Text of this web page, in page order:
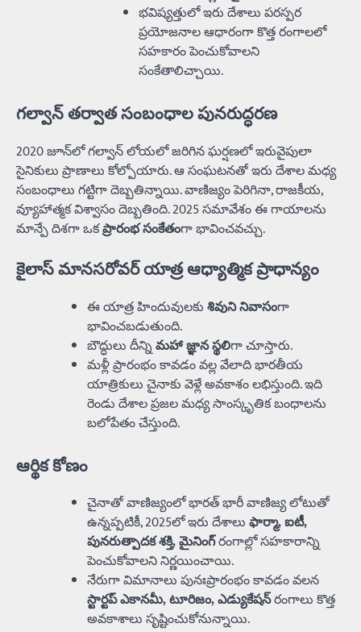
భవిష్యత్తులో ఇరు దేశాలు పరస్పర
ప్రయోజనాల ఆధారంగా కొత్త రంగాలలో
సహకారం పెంచుకోవాలని
సంకేతాలిచ్చాయి.
గల్వాన్ తర్వాత సంబంధాల పునరుద్ధరణ
2020 జూన్‌లో గల్వాన్ లోయలో జరిగిన ఘర్షణలో ఇరువైపులా
సైనికులు ప్రాణాలు కోల్పోయారు. ఆ సంఘటనతో ఇరు దేశాల మధ్య
సంబంధాలు గట్టిగా దెబ్బతిన్నాయి. వాణిజ్యం పెరిగినా, రాజకీయ,
వ్యూహాత్మక విశ్వాసం దెబ్బతింది. 2025 సమావేశం ఈ గాయాలను
మాన్పే దిశగా ఒకప్రారంభ సంకేతంగా భావించవచ్చు.
కైలాస్ మానసరోవర్ యాత్ర ఆధ్యాత్మిక ప్రాధాన్యం
ఈ యాత్ర హిందువులకుశివుని నివాసంగా
భావించబడుతుంది.
బౌద్ధులు దీన్నిమహా జ్ఞాన స్థలిగా చూస్తారు.
మళ్లీ ప్రారంభం కావడం వల్ల వేలాది భారతీయ
యాత్రికులు చైనాకు వెళ్లే అవకాశం లభిస్తుంది. ఇది
రెండు దేశాల ప్రజల మధ్య సాంస్కృతిక బంధాలను
బలోపేతం చేస్తుంది.
ఆర్థిక కోణం
చైనాతో వాణిజ్యంలో భారత్ భారీ వాణిజ్య లోటుతో
ఉన్నప్పటికీ, 2025లో ఇరు దేశాలుఫార్మా, ఐటీ,
పునరుత్పాదక శక్తి, మైనింగ్రంగాల్లో సహకారాన్ని
పెంచుకోవాలని నిర్ణయించాయి.
నేరుగా విమానాలు పునఃప్రారంభం కావడం వలన
స్టార్టప్ ఎకానమీ, టూరిజం, ఎడ్యుకేషన్రంగాలు కొత్త
అవకాశాలు సృష్టించుకోనున్నాయి.